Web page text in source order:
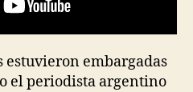
estuvieron embargadas
el periodista argentino